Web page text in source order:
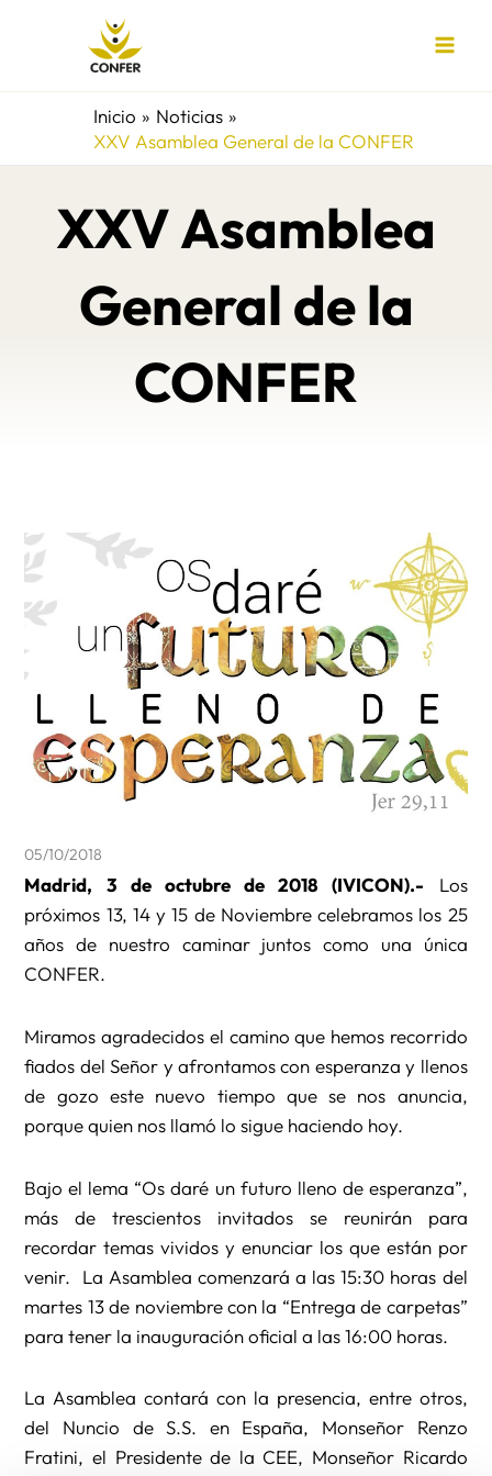
Inicio
Noticias
XXV Asamblea General de la CONFER
XXV Asamblea
General de la
CONFER
05/10/2018
Madrid, 3 de octubre de 2018 (IVICON).- Los
próximos 13, 14 y 15 de Noviembre celebramos los 25
años de nuestro caminar juntos como una única
CONFER.
Miramos agradecidos el camino que hemos recorrido
fiados del Señor y afrontamos con esperanza y llenos
de gozo este nuevo tiempo que se nos anuncia,
porque quien nos llamó lo sigue haciendo hoy.
Bajo el lema “Os daré un futuro lleno de esperanza”,
más de trescientos invitados se reunirán para
recordar temas vividos y enunciar los que están por
venir. La Asamblea comenzará a las 15:30 horas del
martes 13 de noviembre con la “Entrega de carpetas”
para tener la inauguración oficial a las 16:00 horas.
La Asamblea contará con la presencia, entre otros,
del Nuncio de S.S. en España, Monseñor Renzo
Fratini, el Presidente de la CEE, Monseñor Ricardo